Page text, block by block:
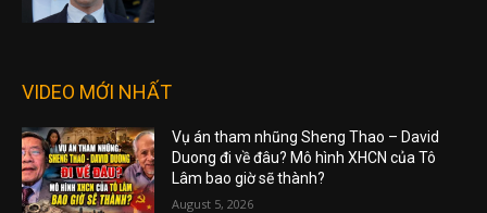
VIDEO MỚI NHẤT
Vụ án tham nhũng Sheng Thao – David
Duong đi về đâu? Mô hình XHCN của Tô
Lâm bao giờ sẽ thành?
August 5, 2026